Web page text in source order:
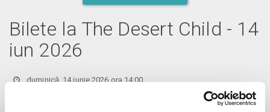
Bilete la The Desert Child - 14
iun 2026
duminică, 14 iunie 2026 ora 14:00
vezi pe harta